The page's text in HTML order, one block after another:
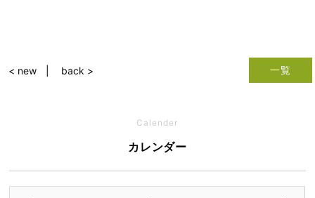
一覧
< new back >
Calender
カレンダー